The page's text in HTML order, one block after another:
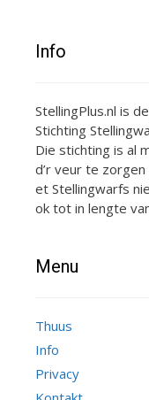
Info
StellingPlus.nl is
Stichting
Die stichting is al
d’r veur te
et Stellingwarfs
ok tot in lengte
Menu
Thuus
Info
Privacy